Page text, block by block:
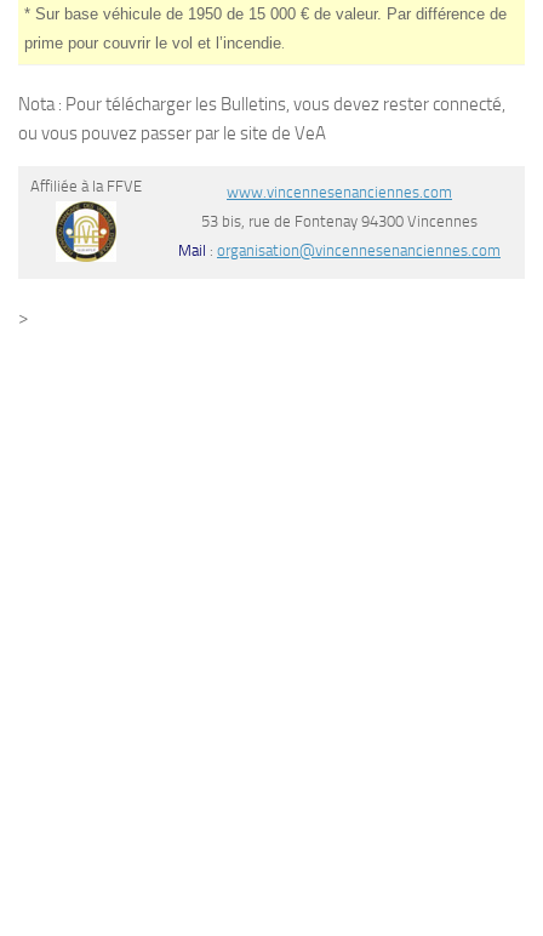
* Sur base véhicule de 1950 de 15 000 € de valeur. Par différence de
prime pour couvrir le vol et l’incendie.
Nota : Pour télécharger les Bulletins, vous devez rester connecté,
ou vous pouvez passer par le site de VeA
Affiliée à la FFVE
www.vincennesenanciennes.com
53 bis, rue de Fontenay 94300 Vincennes
Mail : organisation@vincennesenanciennes.com
>